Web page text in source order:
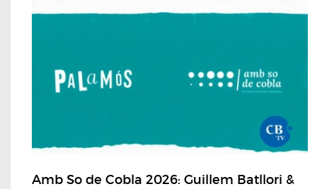
Amb So de Cobla 2026: Guillem Batllori &